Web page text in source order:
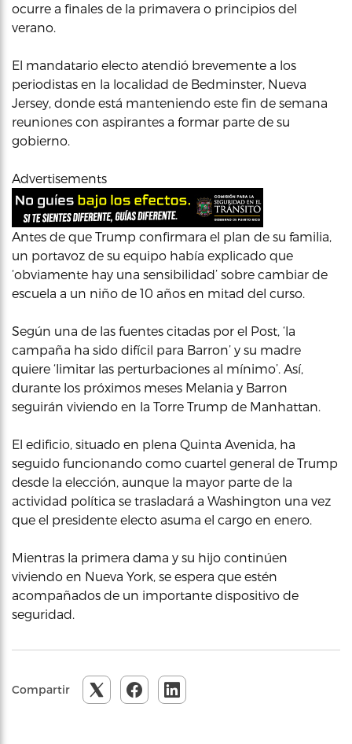
ocurre a finales de la primavera o principios del
verano.
El mandatario electo atendió brevemente a los
periodistas en la localidad de Bedminster, Nueva
Jersey, donde está manteniendo este fin de semana
reuniones con aspirantes a formar parte de su
gobierno.
Advertisements
Antes de que Trump confirmara el plan de su familia,
un portavoz de su equipo había explicado que
‘obviamente hay una sensibilidad’ sobre cambiar de
escuela a un niño de 10 años en mitad del curso.
Según una de las fuentes citadas por el Post, ‘la
campaña ha sido difícil para Barron’ y su madre
quiere ‘limitar las perturbaciones al mínimo’. Así,
durante los próximos meses Melania y Barron
seguirán viviendo en la Torre Trump de Manhattan.
El edificio, situado en plena Quinta Avenida, ha
seguido funcionando como cuartel general de Trump
desde la elección, aunque la mayor parte de la
actividad política se trasladará a Washington una vez
que el presidente electo asuma el cargo en enero.
Mientras la primera dama y su hijo continúen
viviendo en Nueva York, se espera que estén
acompañados de un importante dispositivo de
seguridad.
Compartir